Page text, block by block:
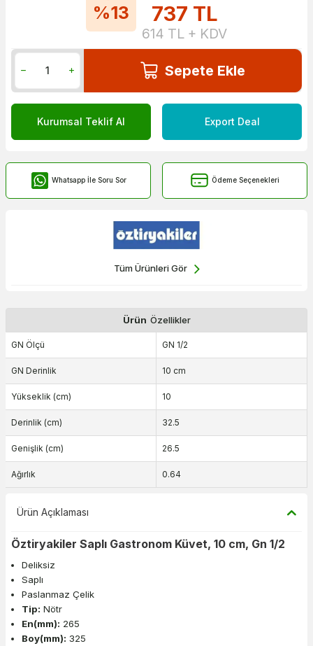
%13 737 TL
614 TL + KDV
Sepete Ekle
Kurumsal Teklif Al Export Deal
Whatsapp İle Soru Sor Ödeme Seçenekleri
Tüm Ürünleri Gör
Ürün Özellikler
GN Ölçü GN 1/2
GN Derinlik 10 cm
Yükseklik (cm) 10
Derinlik (cm) 32.5
Genişlik (cm) 26.5
Ağırlık 0.64
Ürün Açıklaması
Öztiryakiler Saplı Gastronom Küvet, 10 cm, Gn 1/2
Deliksiz
Saplı
Paslanmaz Çelik
Tip: Nötr
En(mm): 265
Boy(mm): 325